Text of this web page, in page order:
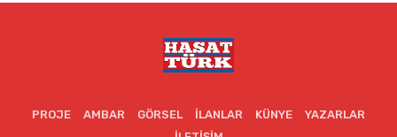
PROJE AMBAR GÖRSEL İLANLAR KÜNYE
YAZARLAR